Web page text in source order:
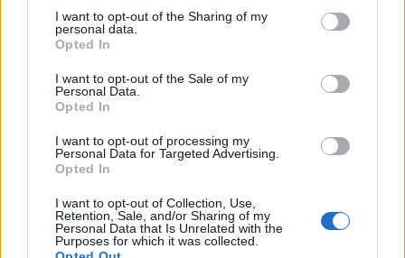
a este sitio y haciendo clic en el botón "Privacidad" en la
parte inferior de la página web.
Please note that this website/app uses one or more Google
services and may gather and store information including but
not limited to your visit or usage behaviour. You may click to
use your data for below specified purposes in below Google
consent section.
I want to opt-out of the Sharing of my
personal data.
Opted In
I want to opt-out of the Sale of my
Personal Data.
Opted In
I want to opt-out of processing my
Personal Data for Targeted Advertising.
Opted In
I want to opt-out of Collection, Use,
Retention, Sale, and/or Sharing of my
Personal Data that Is Unrelated with the
Purposes for which it was collected.
Costumbres que rompen todos los esquemas